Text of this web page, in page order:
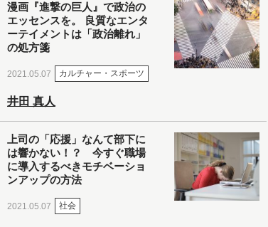
漫画『進撃の巨人』で政治の
エッセンスを。 良質なエンタ
ーテイメントは「政治離れ」
の処方箋
2021.05.07 カルチャー・スポーツ
井田 真人
上司の「応援」なんて部下に
は響かない！？ 今すぐ職場
に導入するべきモチベーショ
ンアップの方法
2021.05.07 社会